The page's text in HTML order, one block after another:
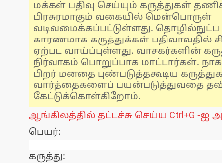
மக்கள் பதிவு செய்யும் கருத்துகள்
பிரசுரமாகும் வகையில் மென்பொருள்
வடிவமைக்கப்பட்டுள்ளது.
காரணமாக கருத்துக்கள் பதிவாவதில்
ஏற்பட வாய்ப்புள்ளது. வாசகர்களின்
நிர்வாகம் பொறுப்பாக மாட்டார்கள்.
பிறர் மனதை புண்படுத்தகூடிய
வார்த்தைகளைப் பயன்படுத்துவதை
கேட்டுக்கொள்கிறோம்.
ஆங்கிலத்தில் தட்டச்சு செய்ய Ctrl+G -ஐ
பெயர்:
கருத்து: